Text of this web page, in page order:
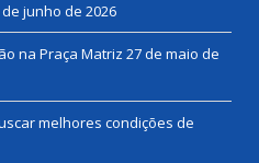
de junho de 2026
na Praça Matriz 27 de maio de
melhores condições de